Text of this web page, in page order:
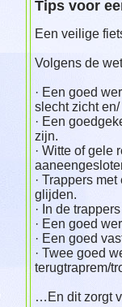
Tips voor
Een veilige
Volgens de
· Een goed
slecht zicht
· Een
zijn.
· Witte of gele
· Trappers
glijden.
· In de
· Een goed
· Een goed
· Twee goed
terugtraprem/
…En dit zorgt